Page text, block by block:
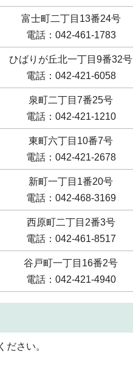
富士町二丁目13番24号
電話：042-461-1783
ひばりが丘北一丁目9番32号
電話：042-421-6058
泉町二丁目7番25号
電話：042-421-1210
東町六丁目10番7号
電話：042-421-2678
新町一丁目1番20号
電話：042-468-3169
西原町二丁目2番3号
電話：042-461-8517
谷戸町一丁目16番2号
電話：042-421-4940
さい。